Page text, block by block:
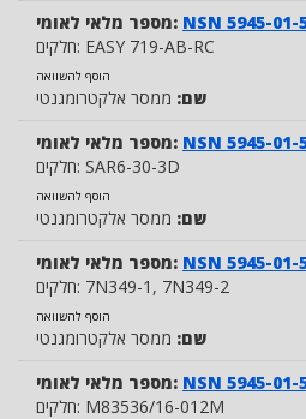
מספר מלאי לאומי: NSN 5945-01-
חלקים: EASY 719-AB-RC
הוסף להשוואה
שם: ממסר אלקטרומגנטי
מספר מלאי לאומי: NSN 5945-01-
חלקים: SAR6-30-3D
הוסף להשוואה
שם: ממסר אלקטרומגנטי
מספר מלאי לאומי: NSN 5945-01-
חלקים: 7N349-1 , 7N349-2
הוסף להשוואה
שם: ממסר אלקטרומגנטי
מספר מלאי לאומי: NSN 5945-01-
חלקים: M83536/16-012M